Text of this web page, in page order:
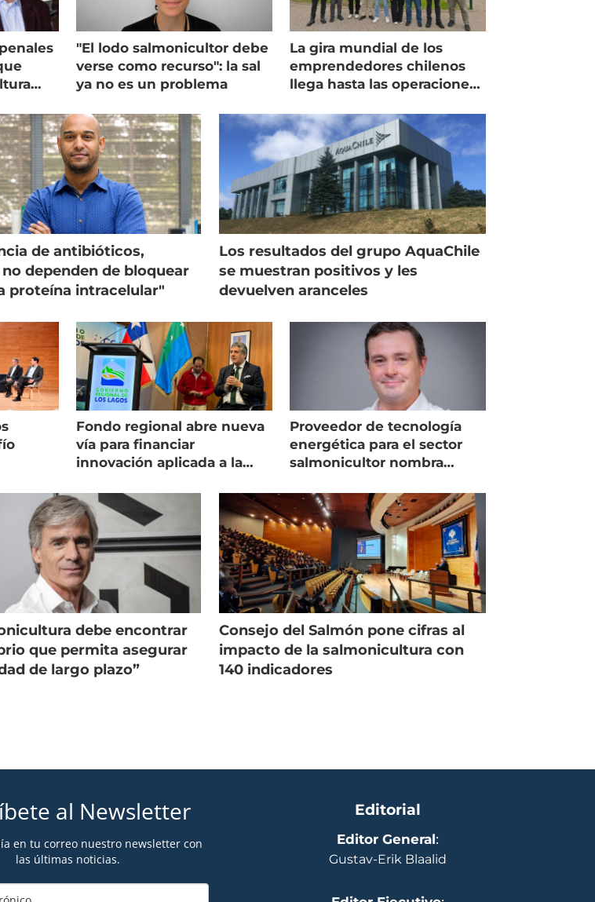
"El lodo salmonicultor debe
verse como recurso": la sal
ya no es un problema
La gira mundial de los
emprendedores chilenos
llega hasta las operaciones
de antibióticos,
dependen de bloquear
proteína intracelular"
Los resultados del grupo AquaChile
se muestran positivos y les
devuelven aranceles
Fondo regional abre nueva
vía para financiar
innovación aplicada a la
Proveedor de tecnología
energética para el sector
salmonicultor nombra
debe encontrar
que permita asegurar
de largo plazo”
Consejo del Salmón pone cifras al
impacto de la salmonicultura con
140 indicadores
al Newsletter
en tu correo nuestro newsletter con
las últimas noticias.
Editorial
Editor General:
Gustav-Erik Blaalid